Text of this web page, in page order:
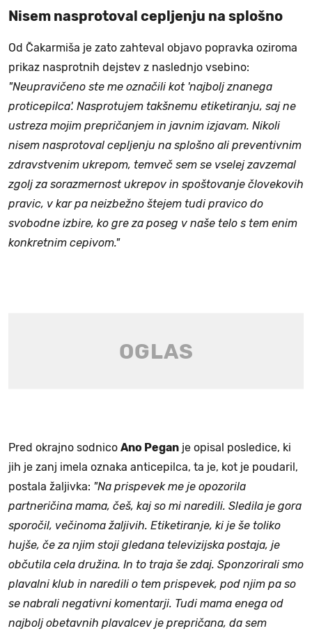
Nisem nasprotoval cepljenju na splošno
Od Čakarmiša je zato zahteval objavo popravka oziroma
prikaz nasprotnih dejstev z naslednjo vsebino:
"Neupravičeno ste me označili kot 'najbolj znanega
proticepilca'. Nasprotujem takšnemu etiketiranju, saj ne
ustreza mojim prepričanjem in javnim izjavam. Nikoli
nisem nasprotoval cepljenju na splošno ali preventivnim
zdravstvenim ukrepom, temveč sem se vselej zavzemal
zgolj za sorazmernost ukrepov in spoštovanje človekovih
pravic, v kar pa neizbežno štejem tudi pravico do
svobodne izbire, ko gre za poseg v naše telo s tem enim
konkretnim cepivom."
Pred okrajno sodnico Ano Pegan je opisal posledice, ki
jih je zanj imela oznaka anticepilca, ta je, kot je poudaril,
postala žaljivka: "Na prispevek me je opozorila
partneričina mama, češ, kaj so mi naredili. Sledila je gora
sporočil, večinoma žaljivih. Etiketiranje, ki je še toliko
hujše, če za njim stoji gledana televizijska postaja, je
občutila cela družina. In to traja še zdaj. Sponzorirali smo
plavalni klub in naredili o tem prispevek, pod njim pa so
se nabrali negativni komentarji. Tudi mama enega od
najbolj obetavnih plavalcev je prepričana, da sem